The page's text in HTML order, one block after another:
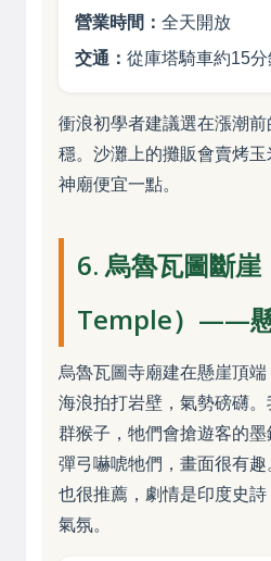
營業時間： 全天開放
交通： 從庫塔騎車約15
衝浪初學者建議選在漲潮
穩。沙灘上的攤販會賣烤
神廟便宜一點。
6. 烏魯瓦圖斷
Temple）——
烏魯瓦圖寺廟建在懸崖頂端
海浪拍打岩壁，氣勢磅礴
群猴子，牠們會搶遊客的
彈弓嚇唬牠們，畫面很有
也很推薦，劇情是印度史
氣氛。